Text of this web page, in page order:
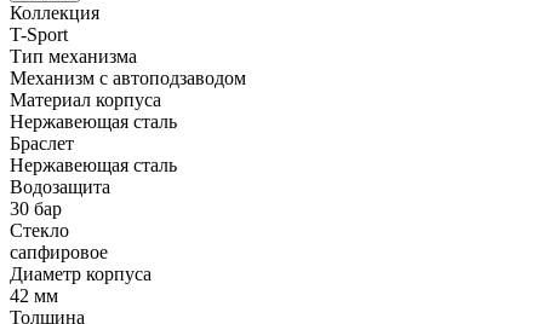
Коллекция
T-Sport
Тип механизма
Механизм с автоподзаводом
Материал корпуса
Нержавеющая сталь
Браслет
Нержавеющая сталь
Водозащита
30 бар
Стекло
сапфировое
Диаметр корпуса
42 мм
Толщина